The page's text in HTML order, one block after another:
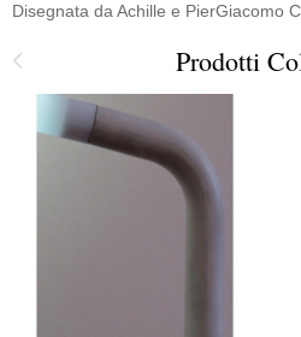
Disegnata da Achille e PierGiacomo
Prodotti